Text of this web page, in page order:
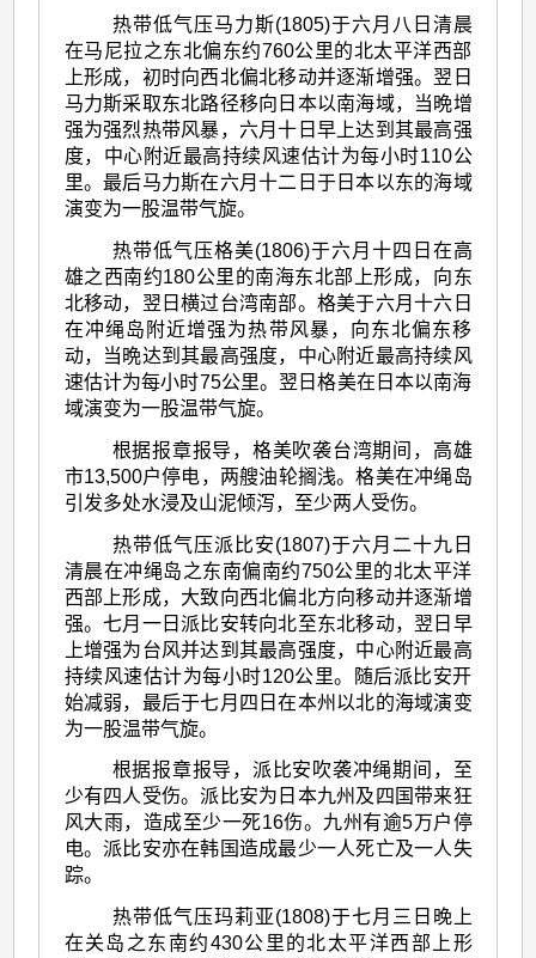
热带低气压马力斯(1805)于六月八日清晨
在马尼拉之东北偏东约760公里的北太平洋西部
上形成，初时向西北偏北移动并逐渐增强。翌日
马力斯采取东北路径移向日本以南海域，当晩增
强为强烈热带风暴，六月十日早上达到其最高强
度，中心附近最高持续风速估计为每小时110公
里。最后马力斯在六月十二日于日本以东的海域
演变为一股温带气旋。
热带低气压格美(1806)于六月十四日在高
雄之西南约180公里的南海东北部上形成，向东
北移动，翌日横过台湾南部。格美于六月十六日
在冲绳岛附近增强为热带风暴，向东北偏东移
动，当晩达到其最高强度，中心附近最高持续风
速估计为每小时75公里。翌日格美在日本以南海
域演变为一股温带气旋。
根据报章报导，格美吹袭台湾期间，高雄
市13,500户停电，两艘油轮搁浅。格美在冲绳岛
引发多处水浸及山泥倾泻，至少两人受伤。
热带低气压派比安(1807)于六月二十九日
清晨在冲绳岛之东南偏南约750公里的北太平洋
西部上形成，大致向西北偏北方向移动并逐渐增
强。七月一日派比安转向北至东北移动，翌日早
上增强为台风并达到其最高强度，中心附近最高
持续风速估计为每小时120公里。随后派比安开
始减弱，最后于七月四日在本州以北的海域演变
为一股温带气旋。
根据报章报导，派比安吹袭冲绳期间，至
少有四人受伤。派比安为日本九州及四国带来狂
风大雨，造成至少一死16伤。九州有逾5万户停
电。派比安亦在韩国造成最少一人死亡及一人失
踪。
热带低气压玛莉亚(1808)于七月三日晚上
在关岛之东南约430公里的北太平洋西部上形